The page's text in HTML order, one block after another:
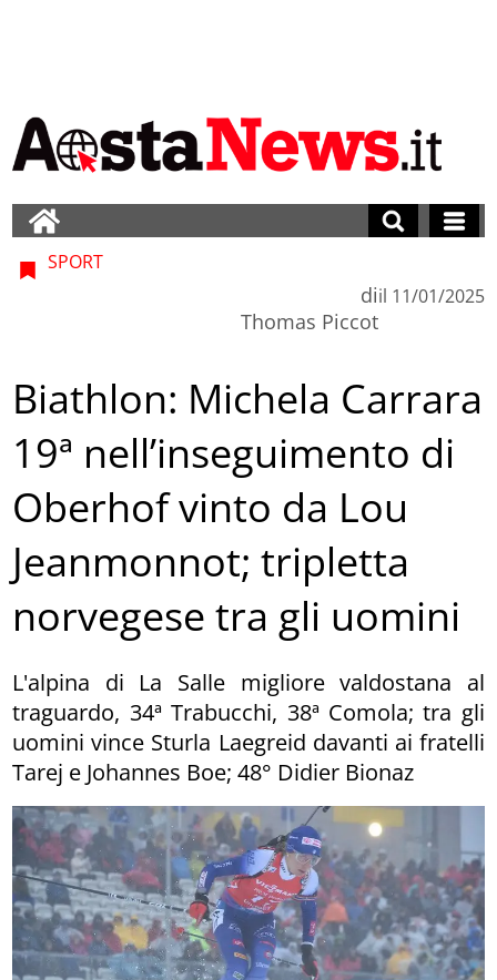
SPORT
di
Thomas Piccot
il 11/01/2025
Biathlon: Michela Carrara
19ª nell’inseguimento di
Oberhof vinto da Lou
Jeanmonnot; tripletta
norvegese tra gli uomini
L'alpina di La Salle migliore valdostana al
traguardo, 34ª Trabucchi, 38ª Comola; tra gli
uomini vince Sturla Laegreid davanti ai fratelli
Tarej e Johannes Boe; 48° Didier Bionaz